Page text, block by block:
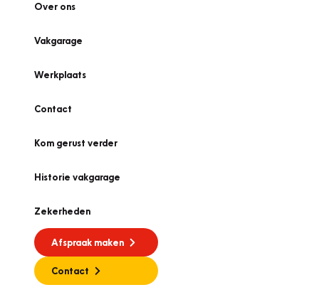
Over ons
Vakgarage
Werkplaats
Contact
Kom gerust verder
Historie vakgarage
Zekerheden
Afspraak maken
Contact